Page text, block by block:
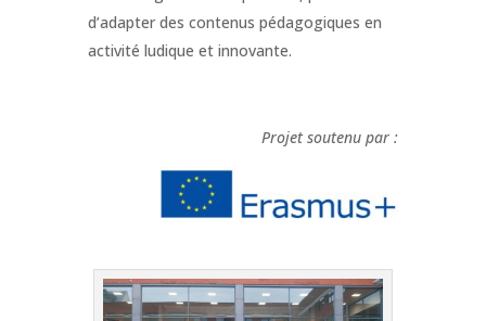
d’adapter des contenus pédagogiques en
activité ludique et innovante.​
Projet soutenu par :